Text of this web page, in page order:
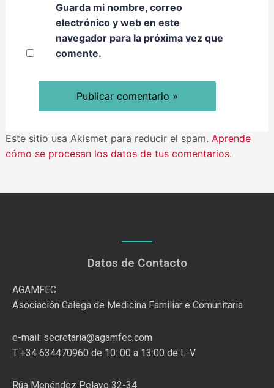
Guarda mi nombre, correo
electrónico y web en este
navegador para la próxima vez que
comente.
Este sitio usa Akismet para reducir el spam. Aprende
cómo se procesan los datos de tus comentarios.
Datos de Contacto
AGAMFEC
Asociación Galega de Medicina Familiar e Comunitaria
e-mail: secretaria@agamfec.com
T +34 634470960 de 10: 00 a 13:00 de L-V
Rúa Menéndez Pelayo 32-34